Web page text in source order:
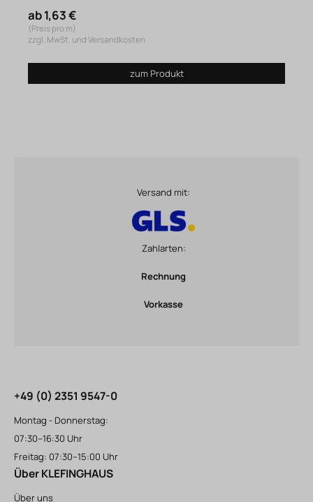
ab 1,63 €
(Preis pro m)
zzgl. MwSt. und Versandkosten
zum Produkt
Versand mit:
Zahlarten:
Rechnung
Vorkasse
+49 (0) 2351 9547-0
Montag - Donnerstag:
07:30–16:30 Uhr
Freitag: 07:30–15:00 Uhr
Über KLEFINGHAUS
Über uns